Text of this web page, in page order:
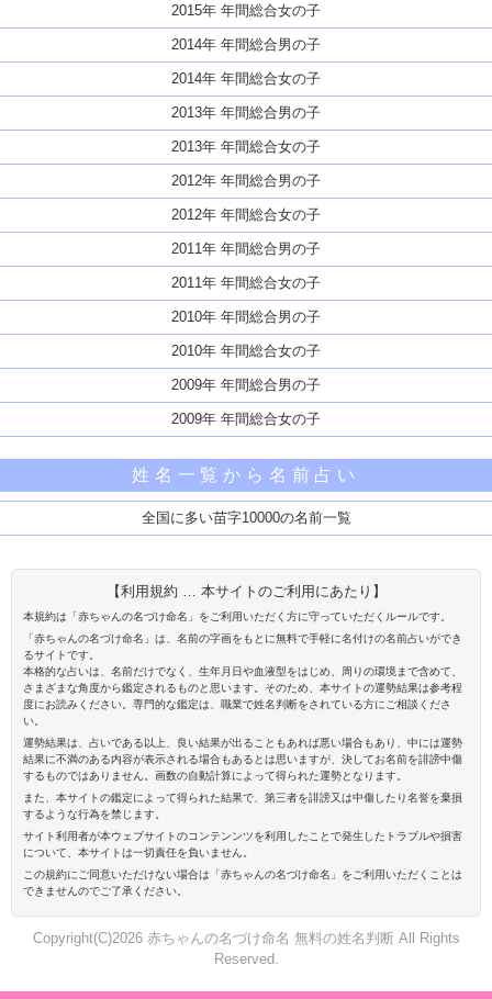
2015年 年間総合女の子
2014年 年間総合男の子
2014年 年間総合女の子
2013年 年間総合男の子
2013年 年間総合女の子
2012年 年間総合男の子
2012年 年間総合女の子
2011年 年間総合男の子
2011年 年間総合女の子
2010年 年間総合男の子
2010年 年間総合女の子
2009年 年間総合男の子
2009年 年間総合女の子
姓名一覧から名前占い
全国に多い苗字10000の名前一覧
【利用規約 … 本サイトのご利用にあたり】
本規約は「赤ちゃんの名づけ命名」をご利用いただく方に守っていただくルールです。
「赤ちゃんの名づけ命名」は、名前の字画をもとに無料で手軽に名付けの名前占いができ
るサイトです。
本格的な占いは、名前だけでなく、生年月日や血液型をはじめ、周りの環境まで含めて、
さまざまな角度から鑑定されるものと思います。そのため、本サイトの運勢結果は参考程
度にお読みください。専門的な鑑定は、職業で姓名判断をされている方にご相談くださ
い。
運勢結果は、占いである以上、良い結果が出ることもあれば悪い場合もあり、中には運勢
結果に不満のある内容が表示される場合もあるとは思いますが、決してお名前を誹謗中傷
するものではありません。画数の自動計算によって得られた運勢となります。
また、本サイトの鑑定によって得られた結果で、第三者を誹謗又は中傷したり名誉を棄損
するような行為を禁じます。
サイト利用者が本ウェブサイトのコンテンンツを利用したことで発生したトラブルや損害
について、本サイトは一切責任を負いません。
この規約にご同意いただけない場合は「赤ちゃんの名づけ命名」をご利用いただくことは
できませんのでご了承ください。
Copyright(C)2026 赤ちゃんの名づけ命名 無料の姓名判断 All Rights
Reserved.